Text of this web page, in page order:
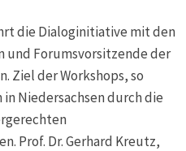
die Dialoginitiative mit den
und Forumsvorsitzende der
Ziel der Workshops, so
Niedersachsen durch die
Prof. Dr. Gerhard Kreutz,